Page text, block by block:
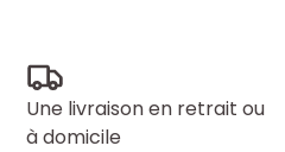
Une livraison en retrait ou
à domicile